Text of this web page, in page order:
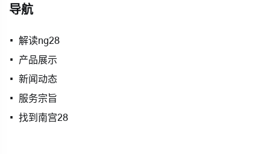
导航
解读ng28
产品展示
新闻动态
服务宗旨
找到南宫28